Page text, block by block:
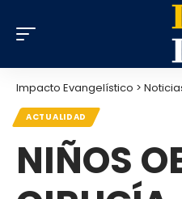
Impacto Evangelístico >
ACTUALIDAD
NIÑOS